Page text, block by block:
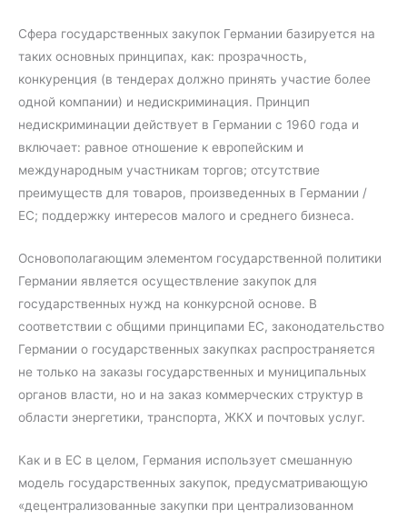
Сфера государственных закупок Германии базируется на
таких основных принципах, как: прозрачность,
конкуренция (в тендерах должно принять участие более
одной компании) и недискриминация. Принцип
недискриминации действует в Германии с 1960 года и
включает: равное отношение к европейским и
международным участникам торгов; отсутствие
преимуществ для товаров, произведенных в Германии /
ЕС; поддержку интересов малого и среднего бизнеса.
Основополагающим элементом государственной политики
Германии является осуществление закупок для
государственных нужд на конкурсной основе. В
соответствии с общими принципами ЕС, законодательство
Германии о государственных закупках распространяется
не только на заказы государственных и муниципальных
органов власти, но и на заказ коммерческих структур в
области энергетики, транспорта, ЖКХ и почтовых услуг.
Как и в ЕС в целом, Германия использует смешанную
модель государственных закупок, предусматривающую
«децентрализованные закупки при централизованном